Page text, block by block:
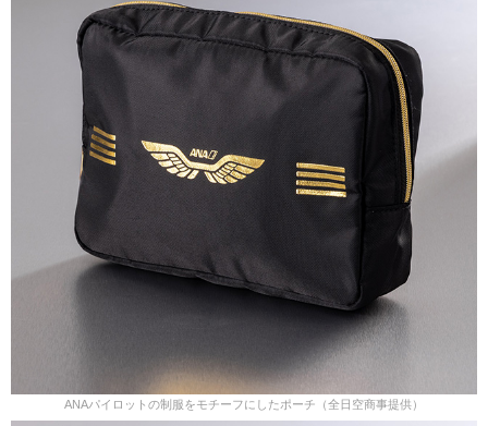
ANAパイロットの制服をモチーフにしたポーチ（全日空商事提供）